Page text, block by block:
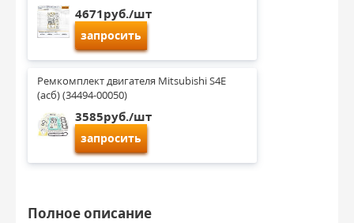
4671руб./шт
запросить
Ремкомплект двигателя Mitsubishi S4E
(асб) (34494-00050)
3585руб./шт
запросить
Полное описание